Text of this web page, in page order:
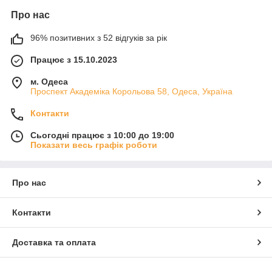
Про нас
96% позитивних з 52 відгуків за рік
Працює з 15.10.2023
м. Одеса
Проспект Академіка Корольова 58, Одеса, Україна
Контакти
Сьогодні працює з 10:00 до 19:00
Показати весь графік роботи
Про нас
Контакти
Доставка та оплата